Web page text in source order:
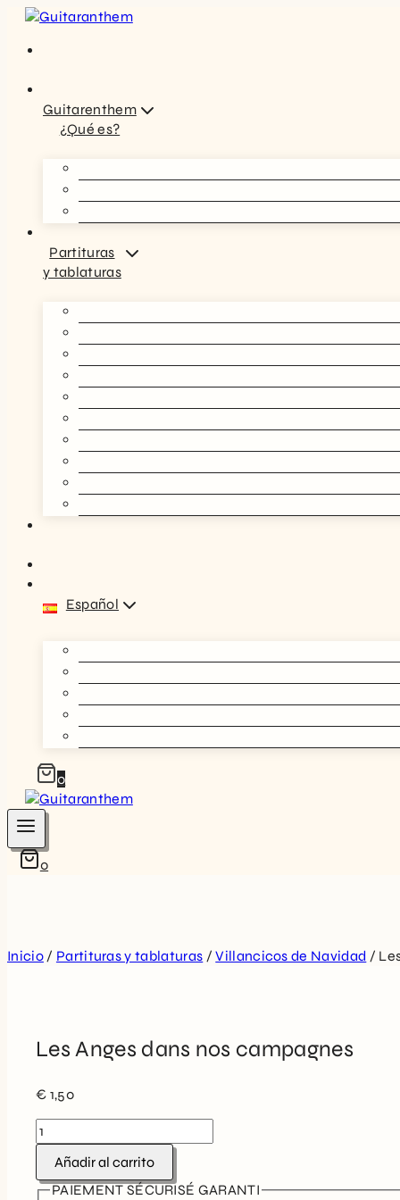
Saltar
contenido
Guitarenthem
¿Qué es?
Partituras
y tablaturas
Español
0
0
Inicio / Partituras y tablaturas / Villancicos de Navidad /
Les Anges dans nos campagnes
€ 1,50
Les
Anges
dans
nos
Añadir al carrito
PAIEMENT SÉCURISÉ GARANTI